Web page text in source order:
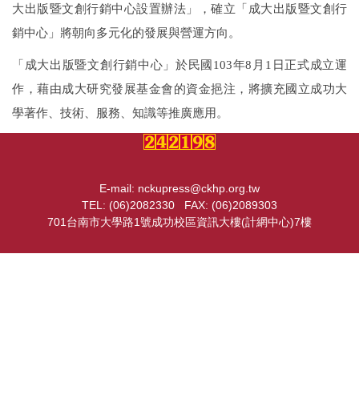
電子書區
組織成員
大出版暨文創行銷中心設置辦法」，確立「成大出版暨文創行
銷中心」將朝向多元化的發展與營運方向。
「成大出版暨文創行銷中心」 於民國103年8 月 1 日正式成立運
作，藉由成大研究發展基金會的資金挹注，將擴充國立成功大
學著作、技術、服務、知識等推廣應用。
E-mail: nckupress@ckhp.org.tw
TEL: (06)2082330 FAX: (06)2089303
701台南市大學路1號成功校區資訊大樓(計網中心)7樓